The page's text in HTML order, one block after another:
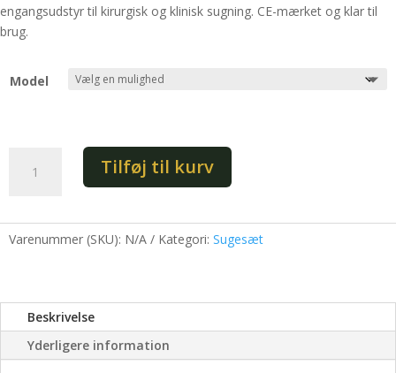
engangsudstyr til kirurgisk og klinisk sugning. CE-mærket og klar til
brug.
Model
Dobbeltbøjet
antal
Tilføj til kurv
Varenummer (SKU): N/A Kategori: Sugesæt
Beskrivelse
Yderligere information